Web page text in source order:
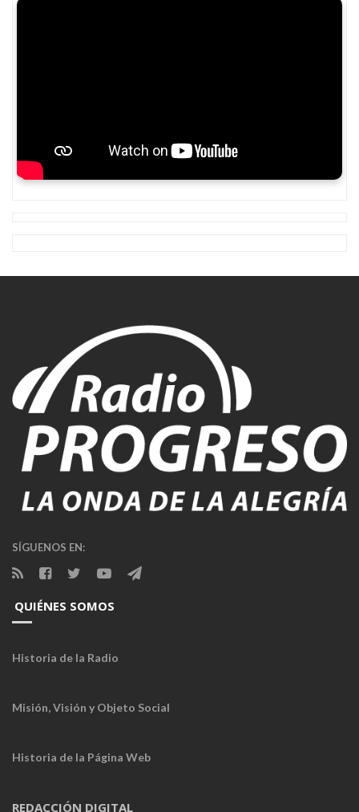
SÍGUENOS EN:
QUIÉNES SOMOS
Historia de la Radio
Misión, Visión y Objeto Social
Historia de la Página Web
REDACCIÓN DIGITAL